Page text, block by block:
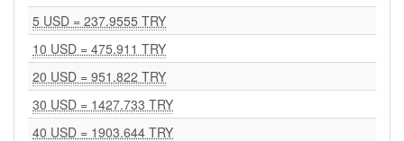
5 USD = 237.9555 TRY
10 USD = 475.911 TRY
20 USD = 951.822 TRY
30 USD = 1427.733 TRY
40 USD = 1903.644 TRY